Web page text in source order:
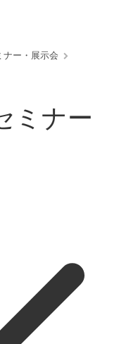
ナー・展示会
ミナー